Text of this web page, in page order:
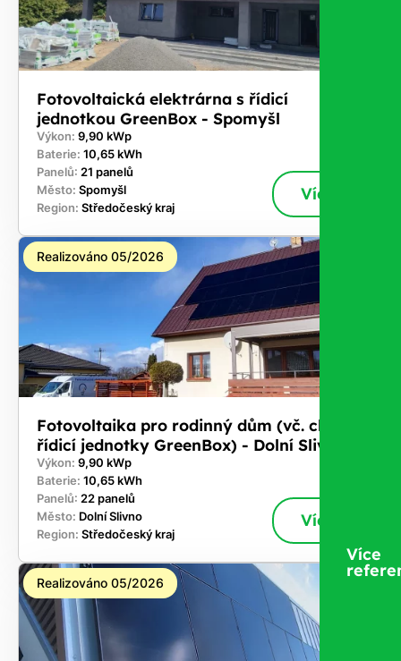
Fotovoltaická elektrárna s řídicí
jednotkou GreenBox - Spomyšl
Výkon: 9,90 kWp
Baterie: 10,65 kWh
Panelů: 21 panelů
Město: Spomyšl
Region: Středočeský kraj
Více
Realizováno 05/2026
Fotovoltaika pro rodinný dům (vč. chytré
řídicí jednotky GreenBox) - Dolní Slivno
Výkon: 9,90 kWp
Baterie: 10,65 kWh
Panelů: 22 panelů
Město: Dolní Slivno
Region: Středočeský kraj
Více
Realizováno 05/2026
Více